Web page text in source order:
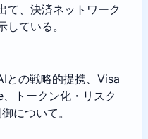
て、決済ネットワーク
ている。
との戦略的提携、Visa
トークン化・リスク
について。